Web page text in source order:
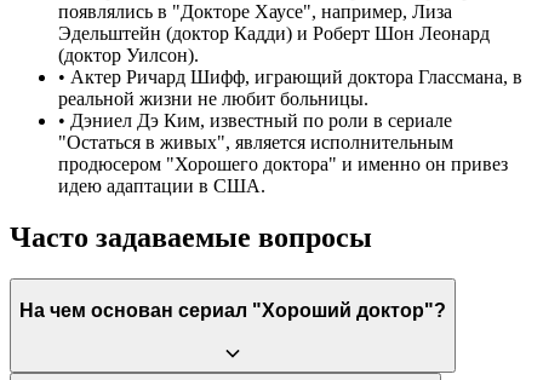
появлялись в "Докторе Хаусе", например, Лиза
Эдельштейн (доктор Кадди) и Роберт Шон Леонард
(доктор Уилсон).
• Актер Ричард Шифф, играющий доктора Глассмана, в
реальной жизни не любит больницы.
• Дэниел Дэ Ким, известный по роли в сериале
"Остаться в живых", является исполнительным
продюсером "Хорошего доктора" и именно он привез
идею адаптации в США.
Часто задаваемые вопросы
На чем основан сериал "Хороший доктор"?